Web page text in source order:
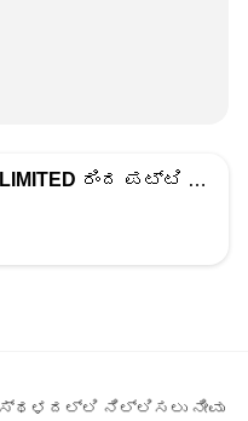
ರಿಂದ ಪಟ್ಟಿ ಮಾಡಲಾಗಿದೆ
ನಿಲ್ಲಿಸಲು ನೀವು